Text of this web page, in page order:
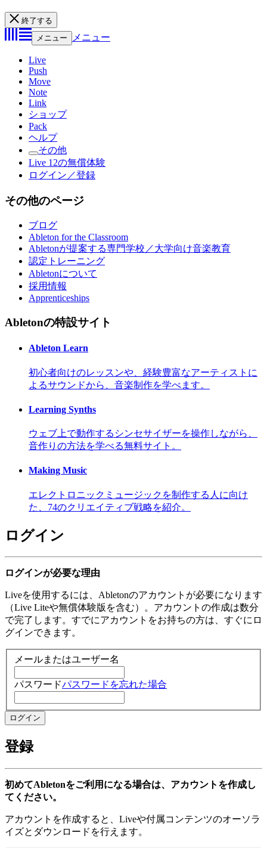
終了する
メニュー
メニュー
Live
Push
Move
Note
Link
ショップ
Pack
ヘルプ
その他
Live 12の無償体験
ログイン／登録
その他のページ
ブログ
Ableton for the Classroom
Abletonが提案する専門学校／大学向け音楽教育
認定トレーニング
Abletonについて
採用情報
Apprenticeships
Abletonの特設サイト
Ableton Learn
初心者向けのレッスンや、経験豊富なアーティストに
よるサウンドから、音楽制作を学べます。
Learning Synths
ウェブ上で動作するシンセサイザーを操作しながら、
音作りの方法を学べる無料サイト。
Making Music
エレクトロニックミュージックを制作する人に向け
た、74のクリエイティブ戦略を紹介。
ログイン
ログインが必要な理由
Liveを使用するには、Abletonのアカウントが必要になります
（Live Liteや無償体験版を含む）。アカウントの作成は数分
で完了します。すでにアカウントをお持ちの方は、すぐにロ
グインできます。
メールまたはユーザー名
パスワードパスワードを忘れた場合
登録
初めてAbletonをご利用になる場合は、アカウントを作成し
てください。
アカウントを作成すると、Liveや付属コンテンツのオーソラ
イズとダウンロードを行えます。